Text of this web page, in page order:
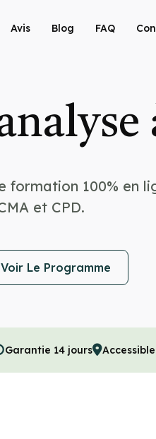
Avis Blog FAQ
100% en
et CPD.
Voir Le Programme
Garantie 14 jours